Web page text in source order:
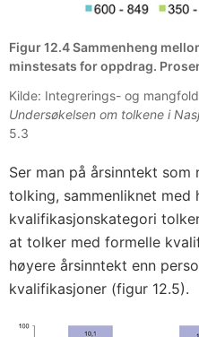
Figur 12.4 Sammenheng
minstesats for oppdrag.
Kilde: Integrerings- og
Undersøkelsen om tolkene i
5.3
Ser man på årsinntekt som
tolking, sammenliknet med
kvalifikasjonskategori
at tolker med formelle
høyere årsinntekt enn
kvalifikasjoner (figur 12.5).